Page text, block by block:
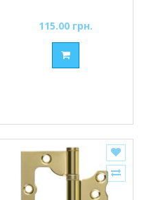
115.00 грн.